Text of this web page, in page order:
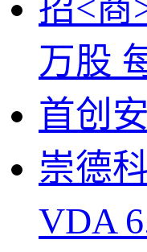
招<商
万股
首创
崇德
VDA